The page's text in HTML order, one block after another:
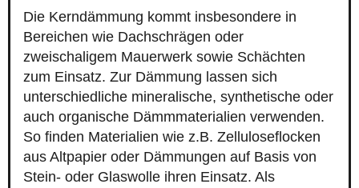
Die Kerndämmung kommt insbesondere in
Bereichen wie Dachschrägen oder
zweischaligem Mauerwerk sowie Schächten
zum Einsatz. Zur Dämmung lassen sich
unterschiedliche mineralische, synthetische oder
auch organische Dämmmaterialien verwenden.
So finden Materialien wie z.B. Zelluloseflocken
aus Altpapier oder Dämmungen auf Basis von
Stein- oder Glaswolle ihren Einsatz. Als